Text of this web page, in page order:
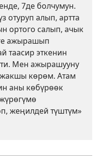
7де болчумун.
отуруп алып, артта
ортого салып, ачык
ажырашып
таасир эткенин
Мен ажырашууну
көрөм. Атам
аны көбүрөөк
жеңилдей түштүм»